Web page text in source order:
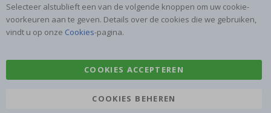
Selecteer alstublieft een van de volgende knoppen om uw cookie-
voorkeuren aan te geven. Details over de cookies die we gebruiken,
vindt u op onze Cookies-pagina.
COOKIES ACCEPTEREN
COOKIES BEHEREN